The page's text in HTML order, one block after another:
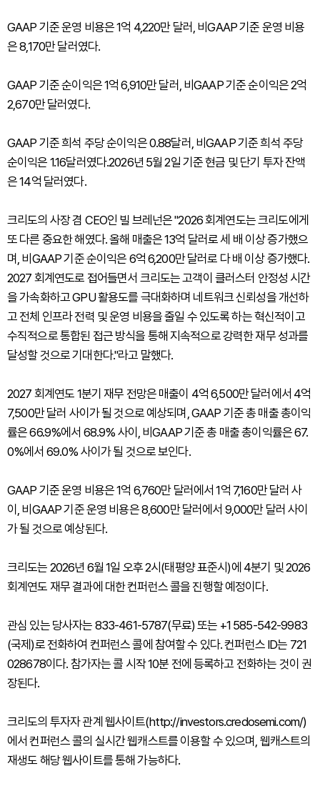
GAAP 기준 운영 비용은 1억 4,220만 달러, 비GAAP 기준 운영 비용
은 8,170만 달러였다.
GAAP 기준 순이익은 1억 6,910만 달러, 비GAAP 기준 순이익은 2억
2,670만 달러였다.
GAAP 기준 희석 주당 순이익은 0.88달러, 비GAAP 기준 희석 주당
순이익은 1.16달러였다.2026년 5월 2일 기준 현금 및 단기 투자 잔액
은 14억 달러였다.
크리도의 사장 겸 CEO인 빌 브레넌은 "2026 회계연도는 크리도에게
또 다른 중요한 해였다. 올해 매출은 13억 달러로 세 배 이상 증가했으
며, 비GAAP 기준 순이익은 6억 6,200만 달러로 다 배 이상 증가했다.
2027 회계연도로 접어들면서 크리도는 고객이 클러스터 안정성 시간
을 가속화하고 GPU 활용도를 극대화하며 네트워크 신뢰성을 개선하
고 전체 인프라 전력 및 운영 비용을 줄일 수 있도록 하는 혁신적이고
수직적으로 통합된 접근 방식을 통해 지속적으로 강력한 재무 성과를
달성할 것으로 기대한다."라고 말했다.
2027 회계연도 1분기 재무 전망은 매출이 4억 6,500만 달러에서 4억
7,500만 달러 사이가 될 것으로 예상되며, GAAP 기준 총 매출 총이익
률은 66.9%에서 68.9% 사이, 비GAAP 기준 총 매출 총이익률은 67.
0%에서 69.0% 사이가 될 것으로 보인다.
GAAP 기준 운영 비용은 1억 6,760만 달러에서 1억 7,160만 달러 사
이, 비GAAP 기준 운영 비용은 8,600만 달러에서 9,000만 달러 사이
가 될 것으로 예상된다.
크리도는 2026년 6월 1일 오후 2시(태평양 표준시)에 4분기 및 2026
회계연도 재무 결과에 대한 컨퍼런스 콜을 진행할 예정이다.
관심 있는 당사자는 833-461-5787(무료) 또는 +1 585-542-9983
(국제)로 전화하여 컨퍼런스 콜에 참여할 수 있다. 컨퍼런스 ID는 721
028678이다. 참가자는 콜 시작 10분 전에 등록하고 전화하는 것이 권
장된다.
크리도의 투자자 관계 웹사이트(http://investors.credosemi.com/)
에서 컨퍼런스 콜의 실시간 웹캐스트를 이용할 수 있으며, 웹캐스트의
재생도 해당 웹사이트를 통해 가능하다.